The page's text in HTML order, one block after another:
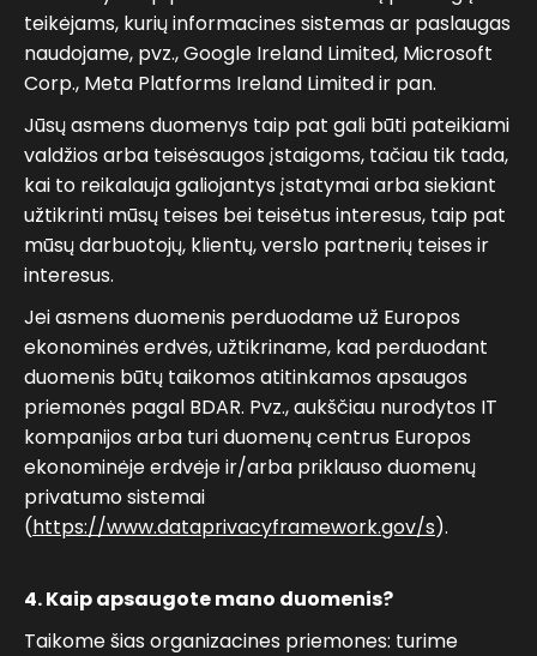
teikėjams, kurių informacines sistemas ar paslaugas
naudojame, pvz., Google Ireland Limited, Microsoft
Corp., Meta Platforms Ireland Limited ir pan.
Jūsų asmens duomenys taip pat gali būti pateikiami
valdžios arba teisėsaugos įstaigoms, tačiau tik tada,
kai to reikalauja galiojantys įstatymai arba siekiant
užtikrinti mūsų teises bei teisėtus interesus, taip pat
mūsų darbuotojų, klientų, verslo partnerių teises ir
interesus.
Jei asmens duomenis perduodame už Europos
ekonominės erdvės, užtikriname, kad perduodant
duomenis būtų taikomos atitinkamos apsaugos
priemonės pagal BDAR. Pvz., aukščiau nurodytos IT
kompanijos arba turi duomenų centrus Europos
ekonominėje erdvėje ir/arba priklauso duomenų
privatumo sistemai
(https://www.dataprivacyframework.gov/s).
4. Kaip apsaugote mano duomenis?
Taikome šias organizacines priemones: turime